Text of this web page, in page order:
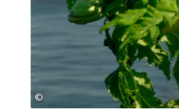
© © MAP - Markus Abeling